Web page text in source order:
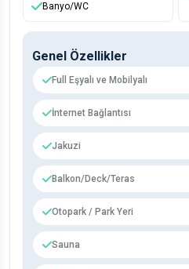
Banyo/WC
Genel Özellikler
Full Eşyalı ve Mobilyalı
İnternet Bağlantısı
Jakuzi
Balkon/Deck/Teras
Otopark / Park Yeri
Sauna